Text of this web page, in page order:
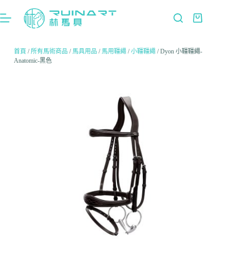
首頁 /所有馬術商品 / 馬具用品 / 馬用韁繩/小韁韁繩/ Dyon 小韁韁繩-
Anatomic-黑色